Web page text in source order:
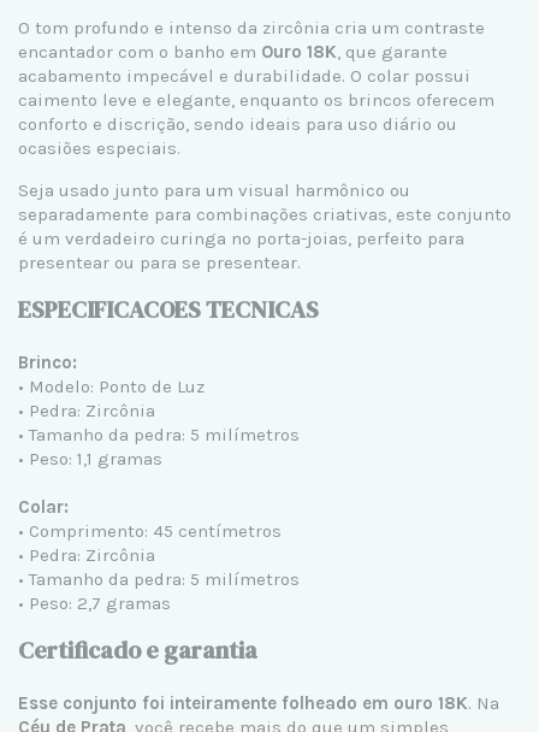
O tom profundo e intenso da zircônia cria um contraste
encantador com o banho em Ouro 18K, que garante
acabamento impecável e durabilidade. O colar possui
caimento leve e elegante, enquanto os brincos oferecem
conforto e discrição, sendo ideais para uso diário ou
ocasiões especiais.
Seja usado junto para um visual harmônico ou
separadamente para combinações criativas, este conjunto
é um verdadeiro curinga no porta-joias, perfeito para
presentear ou para se presentear.
ESPECIFICACOES TECNICAS
Brinco:
• Modelo: Ponto de Luz
• Pedra: Zircônia
• Tamanho da pedra: 5 milímetros
• Peso: 1,1 gramas
Colar:
• Comprimento: 45 centímetros
• Pedra: Zircônia
• Tamanho da pedra: 5 milímetros
• Peso: 2,7 gramas
Certificado e garantia
Esse conjunto foi inteiramente folheado em ouro 18K. Na
Céu de Prata, você recebe mais do que um simples